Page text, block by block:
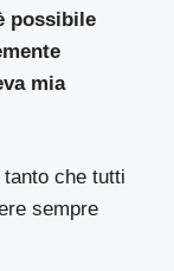
possibile
mia
tanto che tutti
sempre